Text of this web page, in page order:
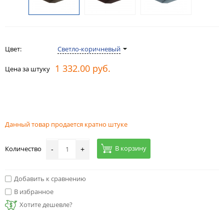
Цвет: Светло-коричневый
Цена за штуку 1 332.00 руб.
Данный товар продается кратно штуке
Количество - + В корзину
Добавить к сравнению
В избранное
Хотите дешевле?